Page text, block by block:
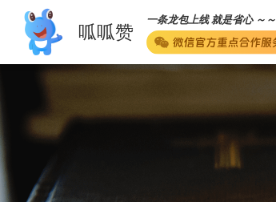
呱呱赞
一条龙包上线 就是省心 ～～